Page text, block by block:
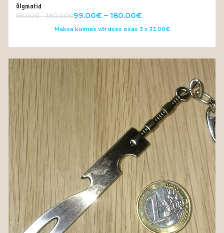
Õlgmatid
99.00€–180.00€99.00€ – 180.00€
Maksa kolmes võrdses osas 3 x 33.00€